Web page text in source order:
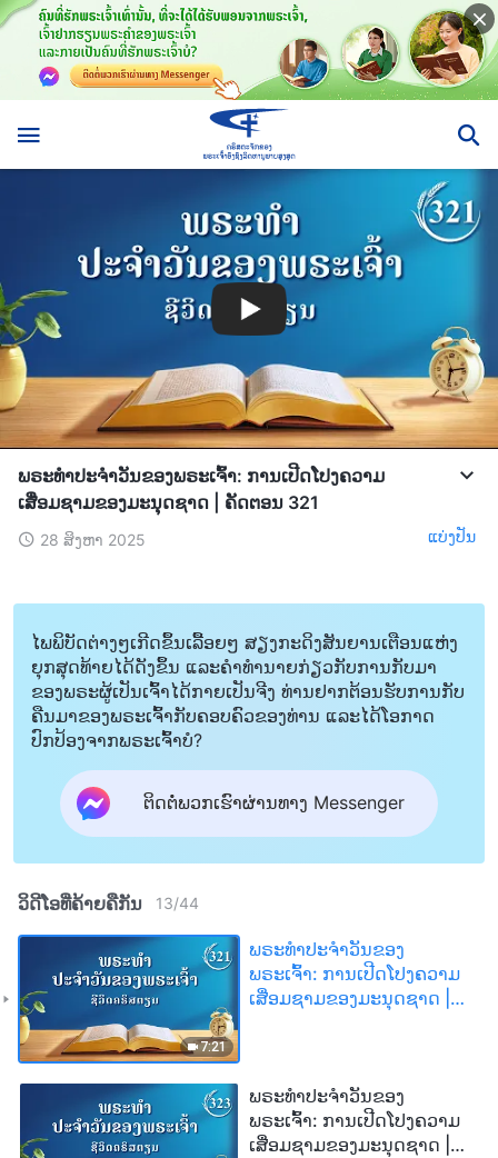
ພຣະທຳປະຈຳວັນຂອງພຣະເຈົ້າ: ການເປີດໂປງຄວາມ
ເສື່ອມຊາມຂອງມະນຸດຊາດ | ຄັດຕອນ 321
28 ສິງຫາ 2025 ແບ່ງປັນ
ໄພພິບັດຕ່າງໆເກີດຂຶ້ນເລື້ອຍໆ ສຽງກະດິງສັນຍານເຕືອນແຫ່ງ
ຍຸກສຸດທ້າຍໄດ້ດັງຂຶ້ນ ແລະຄໍາທໍານາຍກ່ຽວກັບການກັບມາ
ຂອງພຣະຜູ້ເປັນເຈົ້າໄດ້ກາຍເປັນຈີງ ທ່ານຢາກຕ້ອນຮັບການກັບ
ຄືນມາຂອງພຣະເຈົ້າກັບຄອບຄົວຂອງທ່ານ ແລະໄດ້ໂອກາດ
ປົກປ້ອງຈາກພຣະເຈົ້າບໍ?
ຕິດຕໍ່ພວກເຮົາຜ່ານທາງ Messenger
ວິດີໂອທີ່ຄ້າຍຄືກັນ 13/44
7:21
ພຣະທຳປະຈຳວັນຂອງ
ພຣະເຈົ້າ: ການເປີດໂປງຄວາມ
ເສື່ອມຊາມຂອງມະນຸດຊາດ |
ພຣະທຳປະຈຳວັນຂອງ
ພຣະເຈົ້າ: ການເປີດໂປງຄວາມ
ເສື່ອມຊາມຂອງມະນຸດຊາດ |